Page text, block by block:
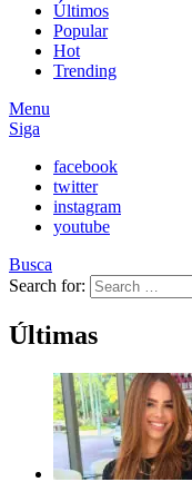
Últimos
Popular
Hot
Trending
Menu
Siga
facebook
twitter
instagram
youtube
Busca
Search for:
Últimas